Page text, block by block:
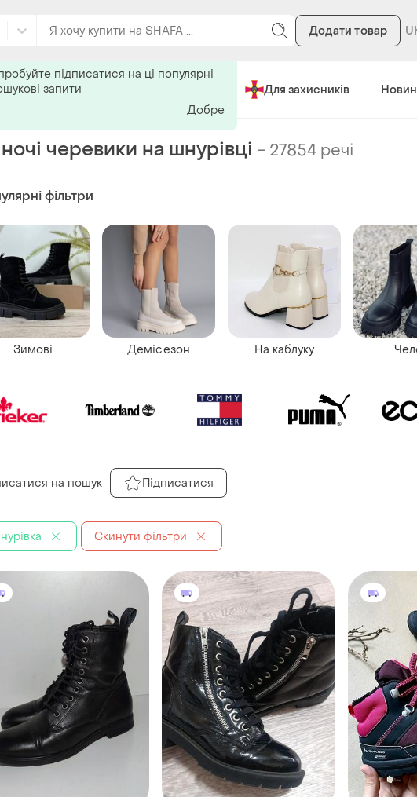
Додати товар
Для захисників
черевики на шнурівці - 27854 речі
фільтри
Зимові Демісезон На каблуку
Скинути фільтри
на пошук Підписатися
підписатися на ці популярні
запити
Добре